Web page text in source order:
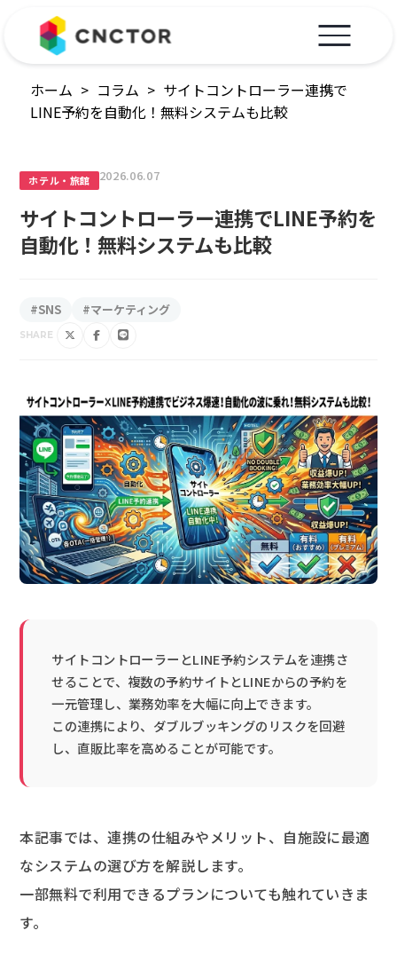
ホーム > コラム > サイトコントローラー連携で
LINE予約を自動化！無料システムも比較
ホテル・旅館 2026.06.07
サイトコントローラー連携でLINE予約を
自動化！無料システムも比較
#SNS #マーケティング
SHARE
サイトコントローラーとLINE予約システムを連携さ
せることで、複数の予約サイトとLINEからの予約を
一元管理し、業務効率を大幅に向上できます。
この連携により、ダブルブッキングのリスクを回避
し、直販比率を高めることが可能です。
本記事では、連携の仕組みやメリット、自施設に最適
なシステムの選び方を解説します。
一部無料で利用できるプランについても触れていきま
す。